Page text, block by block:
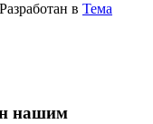
Разработан в Тема
нашим